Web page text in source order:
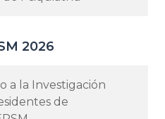
2026
a la Investigación
de